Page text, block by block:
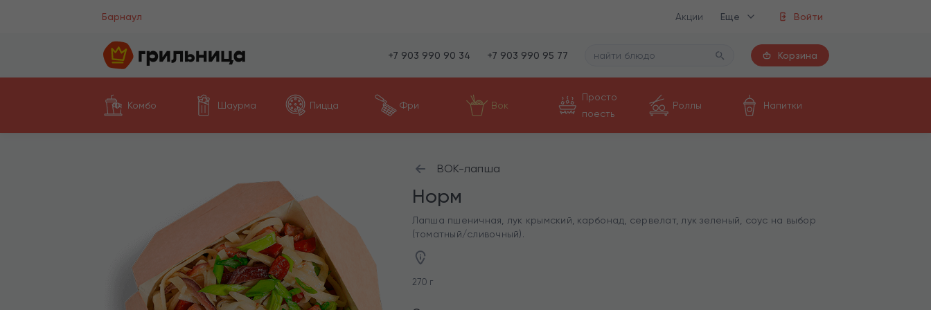
Барнаул Акции Еще Войти
+7 903 990 90 34 +7 903 990 95 77 Корзина
Комбо Шаурма Пицца Фри Вок
Просто
поесть
Роллы Напитки
ВОК-лапша
Норм
Лапша пшеничная, лук крымский, карбонад, сервелат, лук зеленый, соус на выбор
(томатный/сливочный).
270 г